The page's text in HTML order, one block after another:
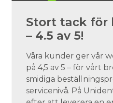
Stort tack för
– 4.5 av 5!
Våra kunder ger vår
på 4,5 av 5 – för vårt
smidiga
servicenivå. På